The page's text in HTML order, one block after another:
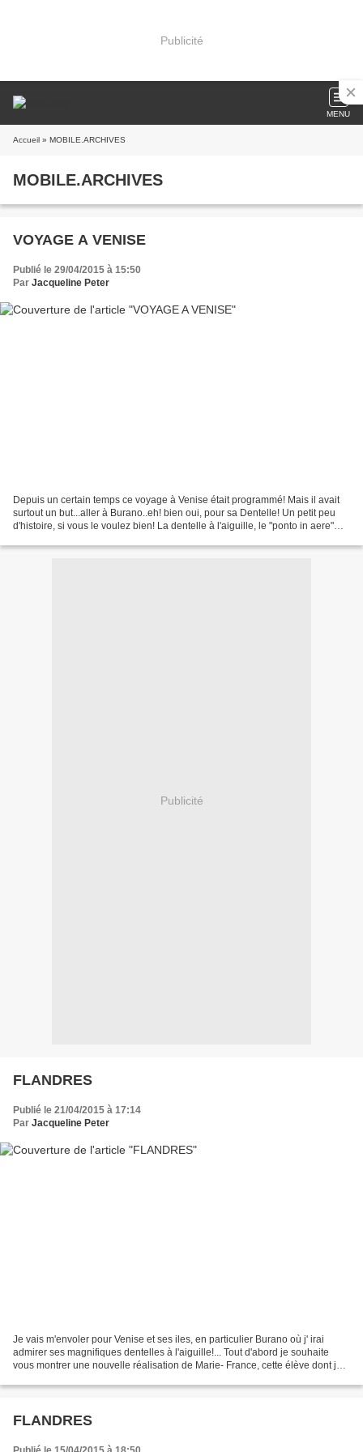
Publicité
MENU
Accueil » MOBILE.ARCHIVES
MOBILE.ARCHIVES
VOYAGE A VENISE
Publié le 29/04/2015 à 15:50
Par Jacqueline Peter
Depuis un certain temps ce voyage à Venise était programmé! Mais il avait
surtout un but...aller à Burano..eh! bien oui, pour sa Dentelle! Un petit peu
d'histoire, si vous le voulez bien! La dentelle à l'aiguille, le "ponto in aere"
Publicité
FLANDRES
Publié le 21/04/2015 à 17:14
Par Jacqueline Peter
Je vais m'envoler pour Venise et ses iles, en particulier Burano où j' irai
admirer ses magnifiques dentelles à l'aiguille!... Tout d'abord je souhaite
vous montrer une nouvelle réalisation de Marie- France, cette élève dont je
FLANDRES